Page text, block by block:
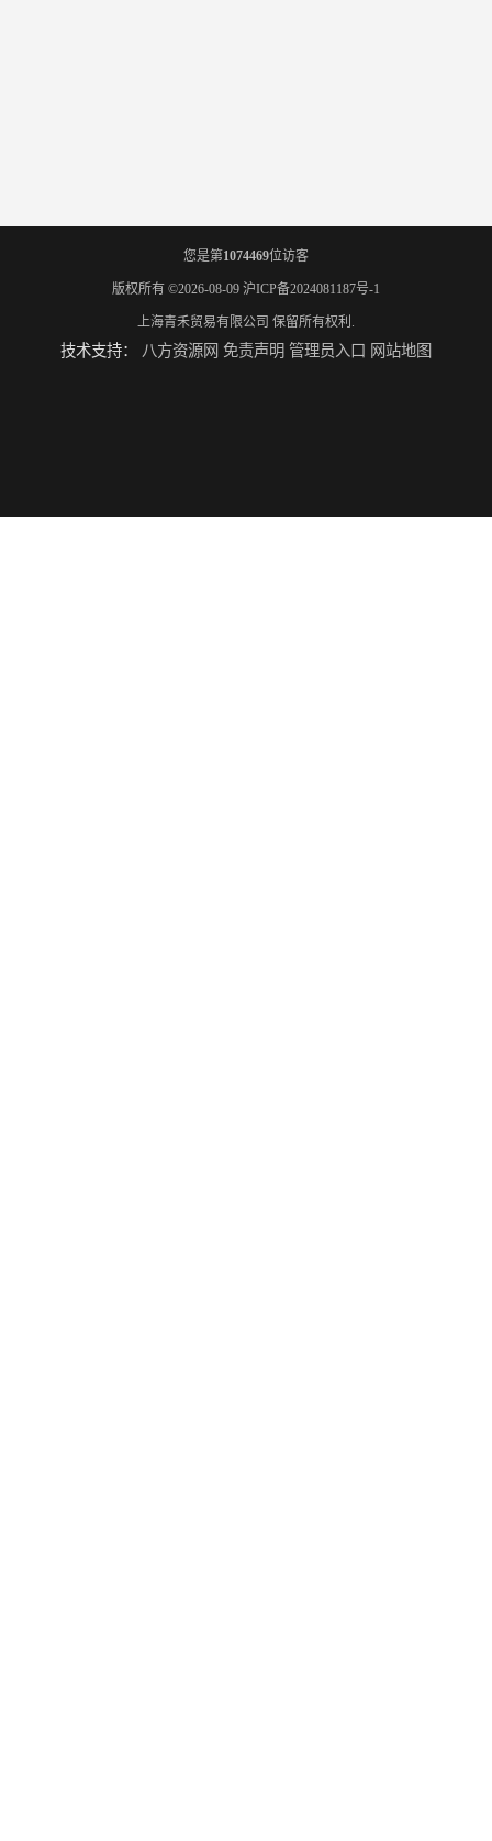
您是第1074469位访客
版权所有 ©2026-08-09 沪ICP备2024081187号-1
上海青禾贸易有限公司 保留所有权利.
技术支持： 八方资源网 免责声明 管理员入口 网站地图